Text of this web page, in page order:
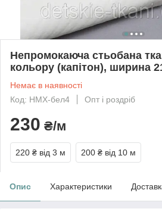
Непромокаюча стьобана
кольору (капітон), ширина
Немає в наявності
Код: НМХ-бел4
Опт і роздріб
230 ₴/м
220 ₴ від 3 м 200 ₴ від 10 м
Опис Характеристики